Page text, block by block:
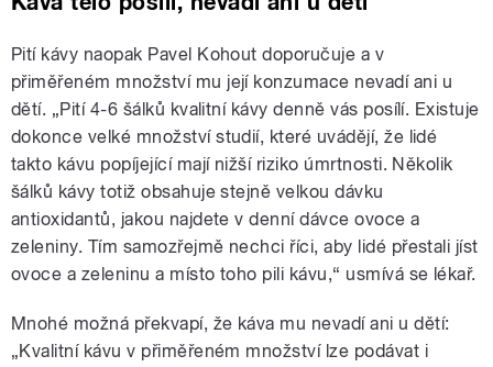
Pití kávy naopak Pavel Kohout doporučuje a v
přiměřeném množství mu její konzumace nevadí ani u
dětí. „Pití 4-6 šálků kvalitní kávy denně vás posílí. Existuje
dokonce velké množství studií, které uvádějí, že lidé
takto kávu popíjející mají nižší riziko úmrtnosti. Několik
šálků kávy totiž obsahuje stejně velkou dávku
antioxidantů, jakou najdete v denní dávce ovoce a
zeleniny. Tím samozřejmě nechci říci, aby lidé přestali jíst
ovoce a zeleninu a místo toho pili kávu,“ usmívá se lékař.
Mnohé možná překvapí, že káva mu nevadí ani u dětí:
„Kvalitní kávu v přiměřeném množství lze podávat i